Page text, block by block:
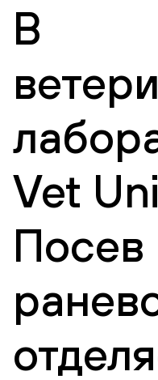
В
Vet
Посев